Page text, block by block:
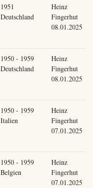
1951
Deutschland
Heinz
Fingerhut
08.01.2025
1950 - 1959
Deutschland
Heinz
Fingerhut
08.01.2025
1950 - 1959
Italien
Heinz
Fingerhut
07.01.2025
1950 - 1959
Belgien
Heinz
Fingerhut
07.01.2025